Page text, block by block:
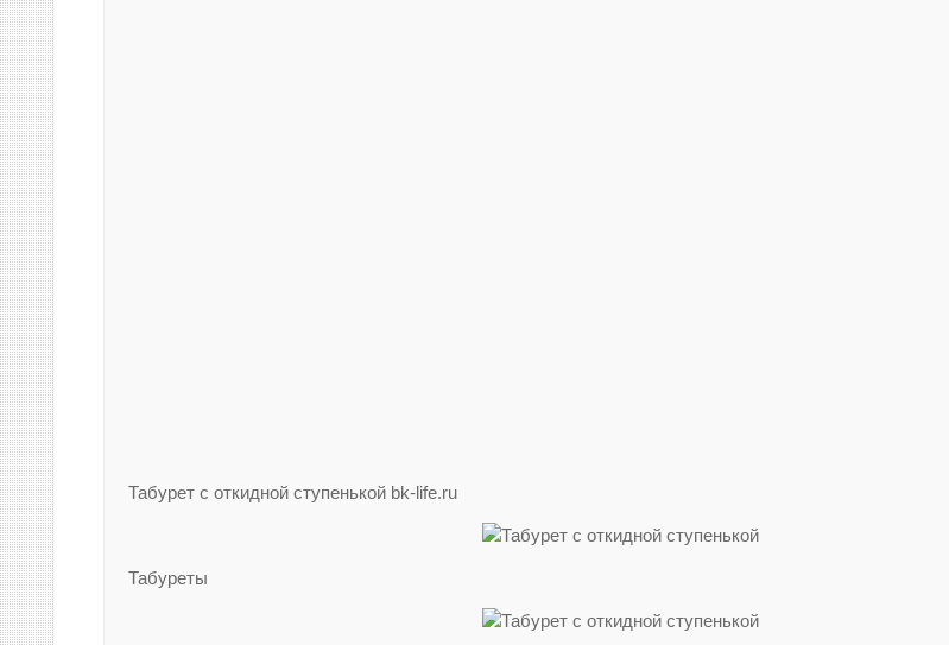
Табурет с откидной ступенькой bk-life.ru
Табуреты